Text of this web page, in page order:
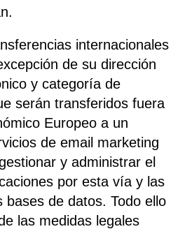
internacionales
de su dirección
y categoría de
serán transferidos fuera
Europeo a un
de email marketing
y administrar el
por esta vía y las
bases de datos. Todo ello
las medidas legales